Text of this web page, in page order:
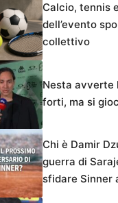
Calcio, tennis
dell’evento
collettivo
Nesta avverte
forti, ma si
Chi è Damir
guerra di
sfidare Sinner